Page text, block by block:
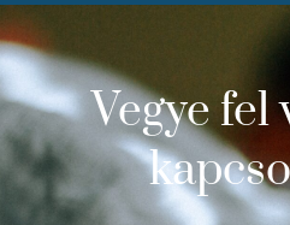
Vegye fel